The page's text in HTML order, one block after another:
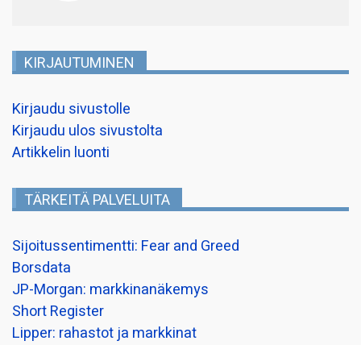
KIRJAUTUMINEN
Kirjaudu sivustolle
Kirjaudu ulos sivustolta
Artikkelin luonti
TÄRKEITÄ PALVELUITA
Sijoitussentimentti: Fear and Greed
Borsdata
JP-Morgan: markkinanäkemys
Short Register
Lipper: rahastot ja markkinat